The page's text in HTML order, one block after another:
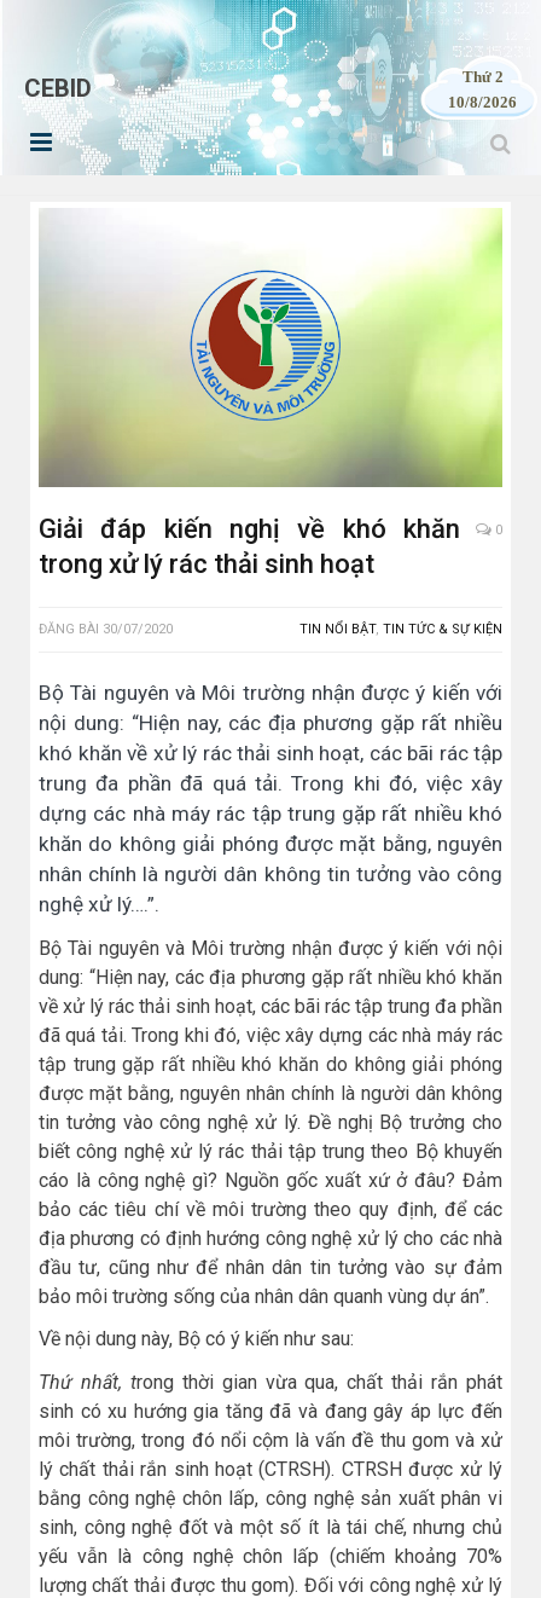
CEBID
Thứ 2
10/8/2026
Giải đáp kiến nghị về khó khăn
trong xử lý rác thải sinh hoạt
0
ĐĂNG BÀI 30/07/2020 TIN NỔI BẬT, TIN TỨC & SỰ KIỆN
Bộ Tài nguyên và Môi trường nhận được ý kiến với
nội dung: “Hiện nay, các địa phương gặp rất nhiều
khó khăn về xử lý rác thải sinh hoạt, các bãi rác tập
trung đa phần đã quá tải. Trong khi đó, việc xây
dựng các nhà máy rác tập trung gặp rất nhiều khó
khăn do không giải phóng được mặt bằng, nguyên
nhân chính là người dân không tin tưởng vào công
nghệ xử lý….”.
Bộ Tài nguyên và Môi trường nhận được ý kiến với nội
dung: “Hiện nay, các địa phương gặp rất nhiều khó khăn
về xử lý rác thải sinh hoạt, các bãi rác tập trung đa phần
đã quá tải. Trong khi đó, việc xây dựng các nhà máy rác
tập trung gặp rất nhiều khó khăn do không giải phóng
được mặt bằng, nguyên nhân chính là người dân không
tin tưởng vào công nghệ xử lý. Đề nghị Bộ trưởng cho
biết công nghệ xử lý rác thải tập trung theo Bộ khuyến
cáo là công nghệ gì? Nguồn gốc xuất xứ ở đâu? Đảm
bảo các tiêu chí về môi trường theo quy định, để các
địa phương có định hướng công nghệ xử lý cho các nhà
đầu tư, cũng như để nhân dân tin tưởng vào sự đảm
bảo môi trường sống của nhân dân quanh vùng dự án”.
Về nội dung này, Bộ có ý kiến như sau:
Thứ nhất, trong thời gian vừa qua, chất thải rắn phát
sinh có xu hướng gia tăng đã và đang gây áp lực đến
môi trường, trong đó nổi cộm là vấn đề thu gom và xử
lý chất thải rắn sinh hoạt (CTRSH). CTRSH được xử lý
bằng công nghệ chôn lấp, công nghệ sản xuất phân vi
sinh, công nghệ đốt và một số ít là tái chế, nhưng chủ
yếu vẫn là công nghệ chôn lấp (chiếm khoảng 70%
lượng chất thải được thu gom). Đối với công nghệ xử lý